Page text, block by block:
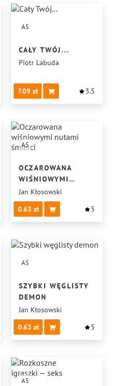
A5
CAŁY TWÓJ...
Piotr Labuda
7.09 3.5
A5
OCZAROWANA
WIŚNIOWYMI
NUTAMI ŚMIERCI
Jan Kłosowski
0.63
5
A5
SZYBKI WĘGLISTY
DEMON
Jan Kłosowski
0.63
5
A5